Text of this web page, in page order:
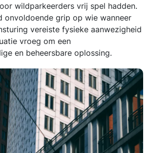
wildparkeerders vrij spel hadden.
onvoldoende grip op wie wanneer
vereiste fysieke aanwezigheid
vroeg om een
en beheersbare oplossing.